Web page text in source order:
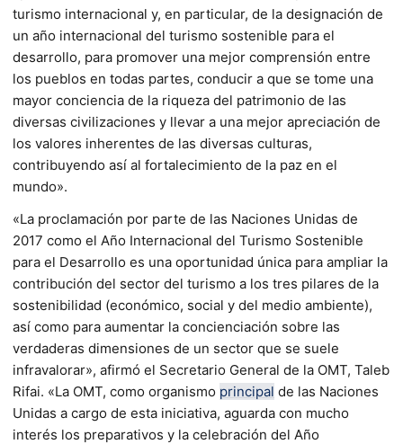
turismo internacional y, en particular, de la designación de
un año internacional del turismo sostenible para el
desarrollo, para promover una mejor comprensión entre
los pueblos en todas partes, conducir a que se tome una
mayor conciencia de la riqueza del patrimonio de las
diversas civilizaciones y llevar a una mejor apreciación de
los valores inherentes de las diversas culturas,
contribuyendo así al fortalecimiento de la paz en el
mundo».
«La proclamación por parte de las Naciones Unidas de
2017 como el Año Internacional del Turismo Sostenible
para el Desarrollo es una oportunidad única para ampliar la
contribución del sector del turismo a los tres pilares de la
sostenibilidad (económico, social y del medio ambiente),
así como para aumentar la concienciación sobre las
verdaderas dimensiones de un sector que se suele
infravalorar», afirmó el Secretario General de la OMT, Taleb
Rifai. «La OMT, como organismo principal de las Naciones
Unidas a cargo de esta iniciativa, aguarda con mucho
interés los preparativos y la celebración del Año